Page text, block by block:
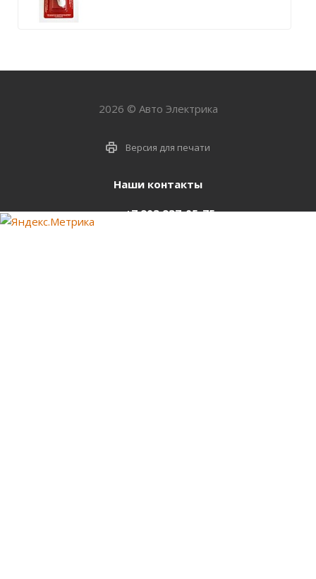
2026 © Авто Электрика
Версия для печати
Наши контакты
+7 903 937-05-75